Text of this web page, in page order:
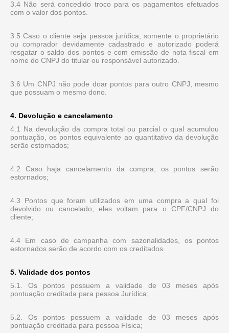
3.4 Não será concedido troco para os pagamentos efetuados
com o valor dos pontos.
3.5 Caso o cliente seja pessoa jurídica, somente o proprietário
ou comprador devidamente cadastrado e autorizado poderá
resgatar o saldo dos pontos e com emissão de nota fiscal em
nome do CNPJ do titular ou responsável autorizado.
3.6 Um CNPJ não pode doar pontos para outro CNPJ, mesmo
que possuam o mesmo dono.
4. Devolução e cancelamento
4.1 Na devolução da compra total ou parcial o qual acumulou
pontuação, os pontos equivalente ao quantitativo da devolução
serão estornados;
4.2 Caso haja cancelamento da compra, os pontos serão
estornados;
4.3 Pontos que foram utilizados em uma compra a qual foi
devolvido ou cancelado, eles voltam para o CPF/CNPJ do
cliente;
4.4 Em caso de campanha com sazonalidades, os pontos
estornados serão de acordo com os creditados.
5. Validade dos pontos
5.1. Os pontos possuem a validade de 03 meses após
pontuação creditada para pessoa Jurídica;
5.2. Os pontos possuem a validade de 03 meses após
pontuação creditada para pessoa Física;